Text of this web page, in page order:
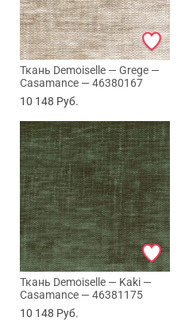
Ткань Demoiselle — Grege —
Casamance — 46380167
10 148 Руб.
Ткань Demoiselle — Kaki —
Casamance — 46381175
10 148 Руб.